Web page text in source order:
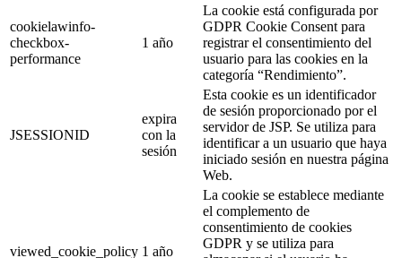
cookielawinfo-
checkbox-
performance
1 año
La cookie está configurada por
GDPR Cookie Consent para
registrar el consentimiento del
usuario para las cookies en la
categoría “Rendimiento”.
JSESSIONID
expira
con la
sesión
Esta cookie es un identificador
de sesión proporcionado por el
servidor de JSP. Se utiliza para
identificar a un usuario que haya
iniciado sesión en nuestra página
Web.
viewed_cookie_policy 1 año
La cookie se establece mediante
el complemento de
consentimiento de cookies
GDPR y se utiliza para